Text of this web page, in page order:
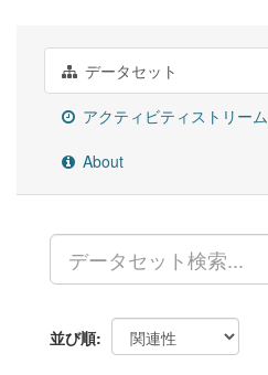
データセット
アクティビティストリーム
About
並び順